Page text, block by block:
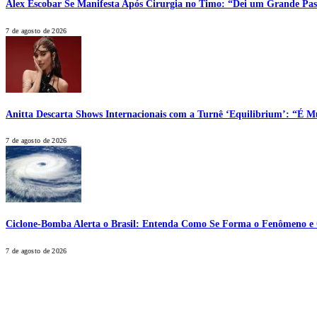
Alex Escobar Se Manifesta Após Cirurgia no Timo: “Dei um Grande
7 de agosto de 2026
Anitta Descarta Shows Internacionais com a Turnê ‘Equilibrium’: “É
7 de agosto de 2026
Ciclone-Bomba Alerta o Brasil: Entenda Como Se Forma o Fenômeno e
7 de agosto de 2026